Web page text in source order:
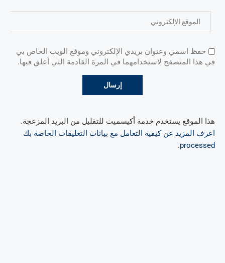
حفظ اسمي وعنوان بريدي الإلكتروني وموقع الويب الخاص بي
في هذا المتصفح لاستخدامهما في المرة القادمة التي أعلق فيها.
هذا الموقع يستخدم خدمة أكيسميت للتقليل من البريد المزعجة.
اعرف المزيد عن كيفية التعامل مع بيانات التعليقات الخاصة بك
processed
.